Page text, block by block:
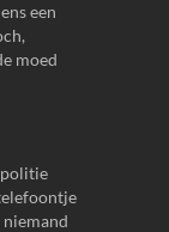
een
moed
politie